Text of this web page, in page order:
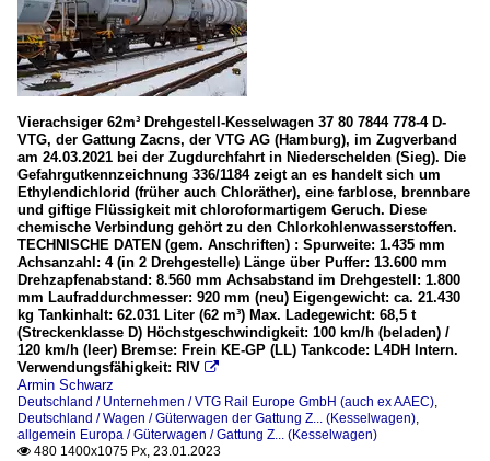
Vierachsiger 62m³ Drehgestell-Kesselwagen 37 80 7844 778-4 D-
VTG, der Gattung Zacns, der VTG AG (Hamburg), im Zugverband
am 24.03.2021 bei der Zugdurchfahrt in Niederschelden (Sieg). Die
Gefahrgutkennzeichnung 336/1184 zeigt an es handelt sich um
Ethylendichlorid (früher auch Chloräther), eine farblose, brennbare
und giftige Flüssigkeit mit chloroformartigem Geruch. Diese
chemische Verbindung gehört zu den Chlorkohlenwasserstoffen.
TECHNISCHE DATEN (gem. Anschriften) : Spurweite: 1.435 mm
Achsanzahl: 4 (in 2 Drehgestelle) Länge über Puffer: 13.600 mm
Drehzapfenabstand: 8.560 mm Achsabstand im Drehgestell: 1.800
mm Laufraddurchmesser: 920 mm (neu) Eigengewicht: ca. 21.430
kg Tankinhalt: 62.031 Liter (62 m³) Max. Ladegewicht: 68,5 t
(Streckenklasse D) Höchstgeschwindigkeit: 100 km/h (beladen) /
120 km/h (leer) Bremse: Frein KE-GP (LL) Tankcode: L4DH Intern.
Verwendungsfähigkeit: RIV 
Armin Schwarz
Deutschland / Unternehmen / VTG Rail Europe GmbH (auch ex AAEC),
Deutschland / Wagen / Güterwagen der Gattung Z... (Kesselwagen),
allgemein Europa / Güterwagen / Gattung Z... (Kesselwagen)
 480 1400x1075 Px, 23.01.2023